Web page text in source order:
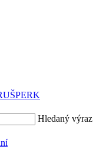
Hledaný výraz